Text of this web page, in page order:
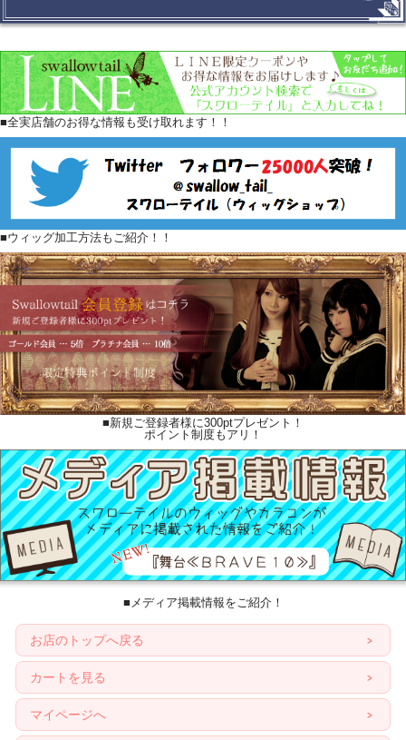
■全実店舗のお得な情報も受け取れます！！
■ウィッグ加工方法もご紹介！！
■新規ご登録者様に300ptプレゼント！
ポイント制度もアリ！
■メディア掲載情報をご紹介！
お店のトップへ戻る
カートを見る
マイページへ